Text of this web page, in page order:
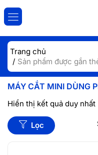
Nhập tài khoản và mật
Trang chủ
Sản phẩm được gắn
MÁY CẮT MINI DÙNG
Hiển thị kết quả duy nhất
Lọc